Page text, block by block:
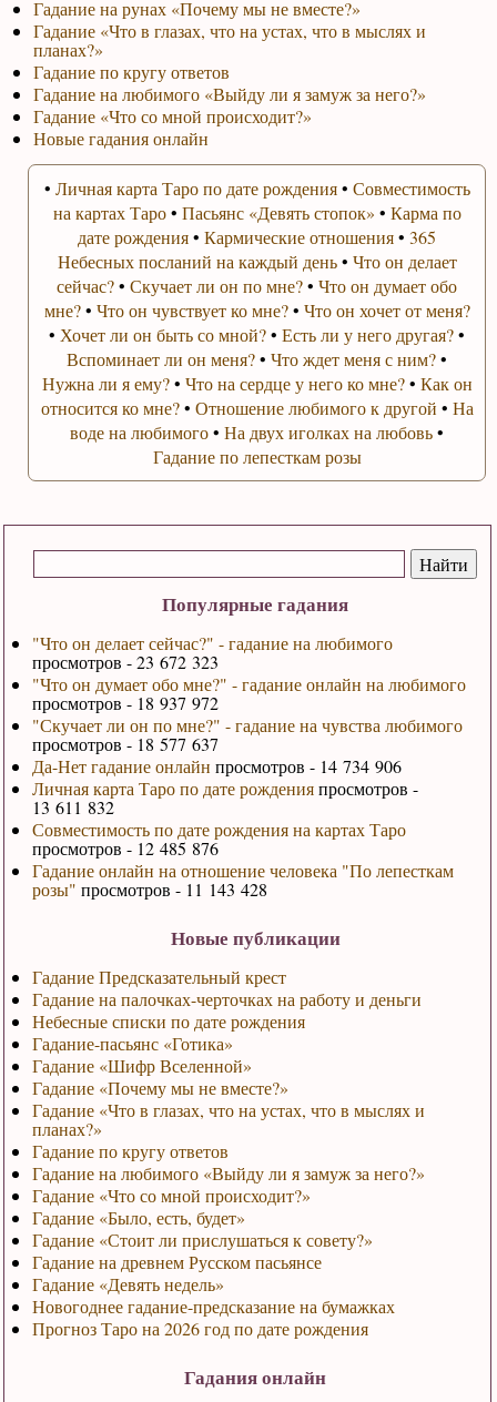
Популярные гадания
"Что он делает сейчас?" - гадание на любимого
просмотров - 23 672 323
"Что он думает обо мне?" - гадание онлайн на любимого
просмотров - 18 937 972
"Скучает ли он по мне?" - гадание на чувства любимого
просмотров - 18 577 637
Да-Нет гадание онлайн просмотров - 14 734 906
Личная карта Таро по дате рожденияпросмотров -
13 611 832
Совместимость по дате рождения на картах Таро
просмотров - 12 485 876
Гадание онлайн на отношение человека "По лепесткам
розы" просмотров - 11 143 428
Новые публикации
Гадание Предсказательный крест
Гадание на палочках-черточках на работу и деньги
Небесные списки по дате рождения
Гадание-пасьянс «Готика»
Гадание «Шифр Вселенной»
Гадание «Почему мы не вместе?»
Гадание «Что в глазах, что на устах, что в мыслях и
планах?»
Гадание по кругу ответов
Гадание на любимого «Выйду ли я замуж за него?»
Гадание «Что со мной происходит?»
Гадание «Было, есть, будет»
Гадание «Стоит ли прислушаться к совету?»
Гадание на древнем Русском пасьянсе
Гадание «Девять недель»
Новогоднее гадание-предсказание на бумажках
Прогноз Таро на 2026 год по дате рождения
Гадания онлайн
Гадание на рунах «Почему мы не вместе?»
Гадание «Что в глазах, что на устах, что в мыслях и
планах?»
Гадание по кругу ответов
Гадание на любимого «Выйду ли я замуж за него?»
Гадание «Что со мной происходит?»
Новые гадания онлайн
• Личная карта Таро по дате рождения• Совместимость
на картах Таро• Пасьянс «Девять стопок» • Карма по
дате рождения•Кармические отношения•365
Небесных посланий на каждый день• Что он делает
сейчас?•Скучает ли он по мне?•Что он думает обо
мне?• Что он чувствует ко мне?• Что он хочет от меня?
• Хочет ли он быть со мной?•Есть ли у него другая?•
Вспоминает ли он меня?•Что ждет меня с ним?•
Нужна ли я ему?• Что на сердце у него ко мне?• Как он
относится ко мне?• Отношение любимого к другой • На
воде на любимого•На двух иголках на любовь•
Гадание по лепесткам розы